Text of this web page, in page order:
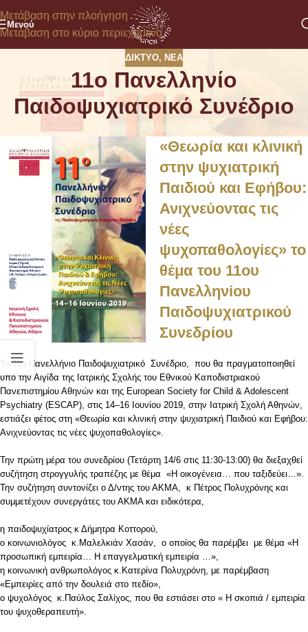
Μετάβαση στην πλοήγηση
Μετάβαση στο κύριο περιεχόμενο
Μενού
ΔΊΚΤΥΟ, ΝΈΑ
11ο Πανελληνίο
Παιδοψυχιατρικό Συνέδριο
Ενεργό 14 Μαΐου, 2019
«Θεωρία και κλινική
στην ψυχιατρική
Παιδιού και Εφήβου:
Ανιχνεύοντας τις
νέες
ψυχοπαθολογίες» το
θέμα του 11ου
Πανελληνίου
Παιδοψυχιατρικού
Συνεδρίου
Το 11ο Πανελλήνιο Παιδοψυχιατρικό Συνέδριο, που θα πραγματοποιηθεί
υπό την Αιγίδα της Ιατρικής Σχολής του Εθνικού Καποδιστριακού
Πανεπιστημίου Αθηνών και της European Society for Child & Adolescent
Psychiatry (ESCAP), στις 14–16 Ιουνίου 2019, στην Ιατρική Σχολή Αθηνών,
εστιάζει φέτος στη «Θεωρία και κλινική στην ψυχιατρική Παιδιού και Εφήβου:
Ανιχνεύοντας τις νέες ψυχοπαθολογίες».
Την πρώτη μέρα του συνεδρίου (Τετάρτη 14/6 στις 11:30-13:00) θα διεξαχθεί
συζήτηση στρογγυλής τραπέζης με θέμα «Η οικογένεια… που ταξιδεύει…».
Την συζήτηση συντονίζει ο Δ/ντης του ΑΚΜΑ, κ Πέτρος Πολυχρόνης και
συμμετέχουν συνεργάτες του ΑΚΜΑ και ειδικότερα,
η παιδοψυχίατρος κ Δήμητρα Κοττορού,
ο κοινωνιολόγος κ.Μαλελκιάν Χασάν, ο οποίος θα παρέμβει με θέμα «Η
προσωπική εμπειρία… Η επαγγελματική εμπειρία …»,
η κοινωνική ανθρωπολόγος κ.Κατερίνα Πολυχρόνη, με παρέμβαση
«Εμπειρίες από την δουλειά στο πεδίο»,
ο ψυχολόγος κ.Παύλος Σαλίχος, που θα εστιάσει στο « Η σκοπιά / εμπειρία
του ψυχοθεραπευτή».